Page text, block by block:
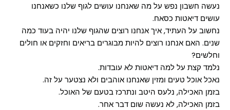
נעשה חשבון נפש על מה שאנחנו עושים לגוף שלנו כשאנחנו
עושים דיאטות כסאח.
נחשוב על העתיד, איך אנחנו רוצים שהגוף שלנו יהיה בעוד כמה
שנים. האם אנחנו רוצים להיות מבוגרים בריאים וחזקים או חולים
וחלשים?
נלמד קצת על למה דיאטות לא עובדות.
נאכל אוכל טעים ומזין שאנחנו אוהבים ולא נצטער על זה.
בזמן האכילה, נלעס היטב ונתרכז בטעם של האוכל.
בזמן האכילה, לא נעשה שום דבר אחר.